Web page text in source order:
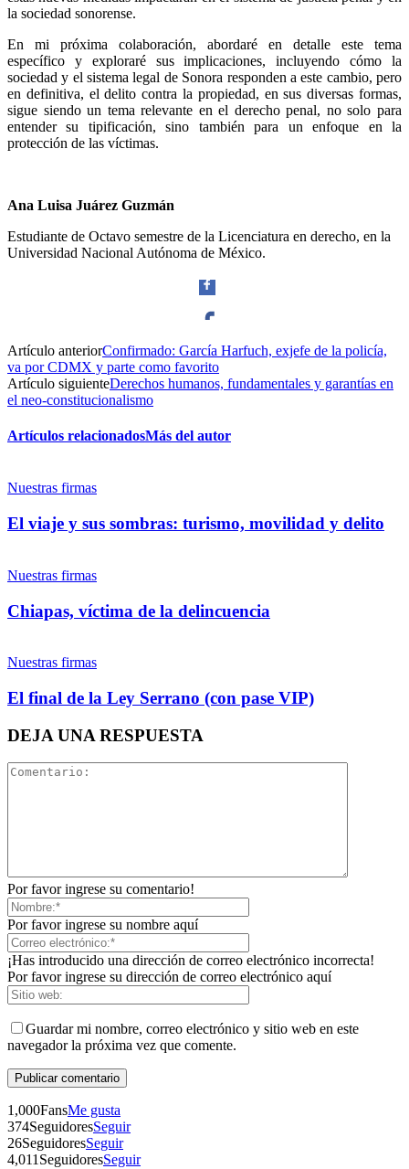
Bluesky
Threads
la sociedad sonorense.
En mi próxima colaboración, abordaré en detalle este tema
específico y exploraré sus implicaciones, incluyendo cómo la
sociedad y el sistema legal de Sonora responden a este cambio, pero
en definitiva, el delito contra la propiedad, en sus diversas formas,
sigue siendo un tema relevante en el derecho penal, no solo para
entender su tipificación, sino también para un enfoque en la
protección de las víctimas.
Ana Luisa Juárez Guzmán
Estudiante de Octavo semestre de la Licenciatura en derecho, en la
Universidad Nacional Autónoma de México.
Facebook
Linkedin
Artículo anteriorConfirmado: García Harfuch, exjefe de la policía,
va por CDMX y parte como favorito
Artículo siguienteDerechos humanos, fundamentales y garantías en
el neo-constitucionalismo
Artículos relacionadosMás del autor
Nuestras firmas
El viaje y sus sombras: turismo, movilidad y delito
Nuestras firmas
Chiapas, víctima de la delincuencia
Nuestras firmas
El final de la Ley Serrano (con pase VIP)
DEJA UNA RESPUESTA
Por favor ingrese su comentario!
Por favor ingrese su nombre aquí
¡Has introducido una dirección de correo electrónico incorrecta!
Por favor ingrese su dirección de correo electrónico aquí
Guardar mi nombre, correo electrónico y sitio web en este
navegador la próxima vez que comente.
1,000FansMe gusta
374SeguidoresSeguir
26SeguidoresSeguir
4,011 SeguidoresSeguir